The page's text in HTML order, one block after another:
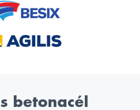
betonacél